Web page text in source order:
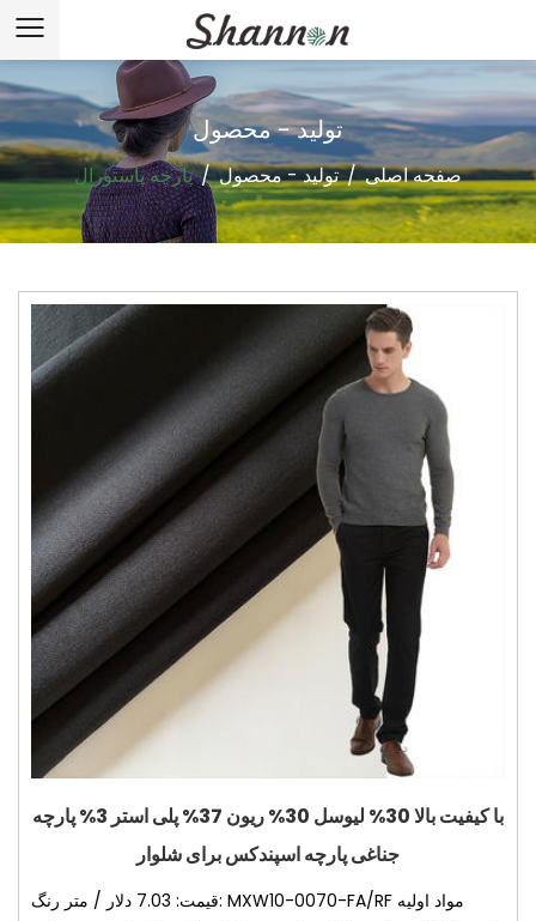
تولید - محصول
صفحه اصلی/تولید - محصول/پارچه پاستورال
با کیفیت بالا 30% لیوسل 30% ریون 37% پلی استر 3% پارچه
جناغی پارچه اسپندکس برای شلوار
قیمت: 7.03 دلار / متر رنگ: MXW10-0070-FA/RF مواد اولیه